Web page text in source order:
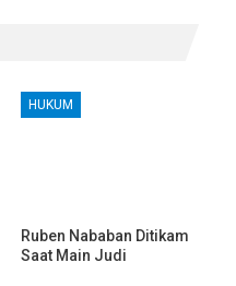
HUKUM
Ruben Nababan Ditikam
Saat Main Judi